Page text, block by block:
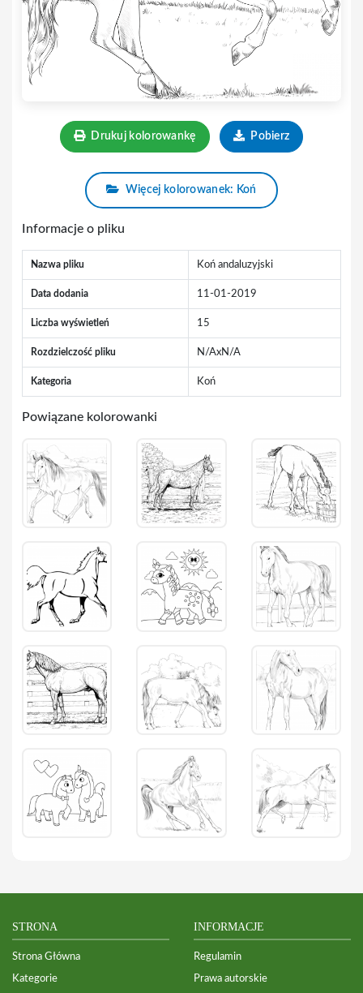
Drukuj kolorowankę Pobierz
Więcej kolorowanek: Koń
Informacje o pliku
Nazwa pliku Koń andaluzyjski
Data dodania 11-01-2019
Liczba wyświetleń 15
Rozdzielczość pliku N/AxN/A
Kategoria Koń
Powiązane kolorowanki
STRONA
Strona Główna
Kategorie
INFORMACJE
Regulamin
Prawa autorskie